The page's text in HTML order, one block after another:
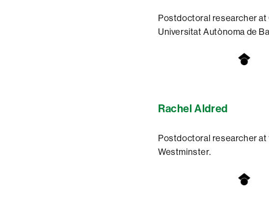
Postdoctoral researcher at
Universitat Autònoma de
Rachel Aldred
Postdoctoral researcher at
Westminster.